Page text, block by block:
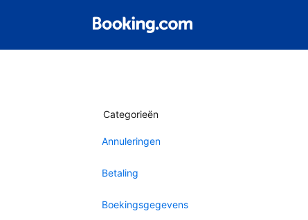
Categorieën
Annuleringen
Betaling
Boekingsgegevens